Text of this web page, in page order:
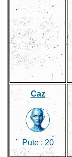
Caz
Pute :20